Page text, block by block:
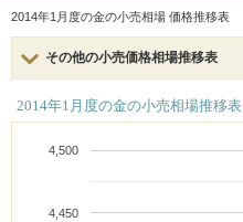
2014年1月度の金の小売相場 価格推移表
その他の小売価格相場推移表
2014年1月度の金の小売相場推移表
4,450
4,500